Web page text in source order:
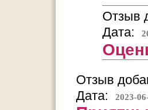
Отзыв
Дата:
Отзыв
Дата:
2023-